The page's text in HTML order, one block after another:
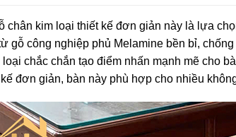
chân kim loại thiết kế đơn giản này là lựa
gỗ công nghiệp phủ Melamine bền bỉ,
chắc chắn tạo điểm nhấn mạnh mẽ cho
đơn giản, bàn này phù hợp cho nhiều